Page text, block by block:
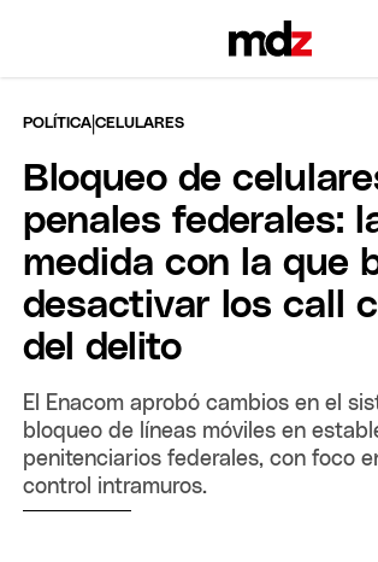
POLÍTICA |CELULARES
Bloqueo de
penales federales:
medida con la que
desactivar los call
del delito
El Enacom aprobó cambios en el
bloqueo de líneas móviles en
penitenciarios federales, con foco
control intramuros.